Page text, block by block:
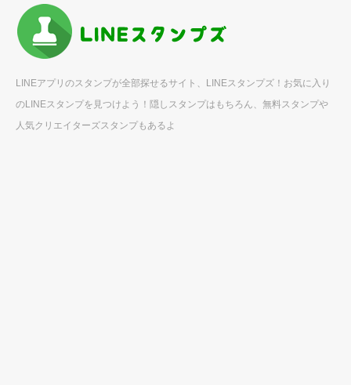
LINEアプリのスタンプが全部探せるサイト、LINEスタンプズ！お気に入り
のLINEスタンプを見つけよう！隠しスタンプはもちろん、無料スタンプや
人気クリエイターズスタンプもあるよ